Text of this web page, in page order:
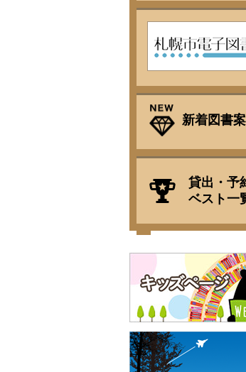
新着図書
貸出・予
ベスト一